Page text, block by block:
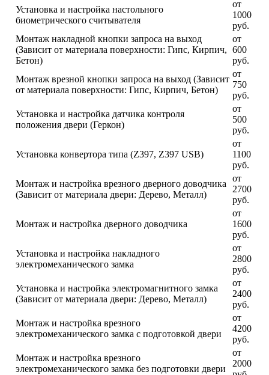
Установка и настройка настольного
биометрического считывателя
от
1000
руб.
Монтаж накладной кнопки запроса на выход
(Зависит от материала поверхности: Гипс, Кирпич,
Бетон)
от
600
руб.
Монтаж врезной кнопки запроса на выход (Зависит
от материала поверхности: Гипс, Кирпич, Бетон)
от
750
руб.
Установка и настройка датчика контроля
положения двери (Геркон)
от
500
руб.
Установка конвертора типа (Z397, Z397 USB)
от
1100
руб.
Монтаж и настройка врезного дверного доводчика
(Зависит от материала двери: Дерево, Металл)
от
2700
руб.
Монтаж и настройка дверного доводчика
от
1600
руб.
Установка и настройка накладного
электромеханического замка
от
2800
руб.
Установка и настройка электромагнитного замка
(Зависит от материала двери: Дерево, Металл)
от
2400
руб.
Монтаж и настройка врезного
электромеханического замка с подготовкой двери
от
4200
руб.
Монтаж и настройка врезного
электромеханического замка без подготовки двери
от
2000